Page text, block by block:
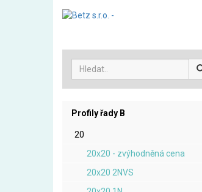
Profily řady B
20
20x20 - zvýhodněná cena
20x20 2NVS